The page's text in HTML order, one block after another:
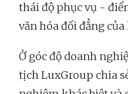
thái độ phục vụ -
văn hóa đối đẳng
Ở góc độ doanh
tịch LuxGroup chia